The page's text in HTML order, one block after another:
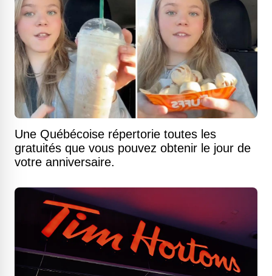
Une Québécoise répertorie toutes les
gratuités que vous pouvez obtenir le jour de
votre anniversaire.